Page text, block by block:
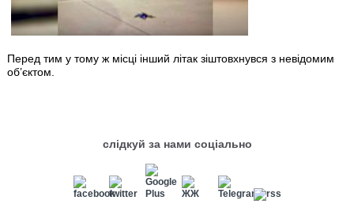
Перед тим у тому ж місці інший літак зіштовхнувся з невідомим
об’єктом.
слідкуй за нами соціально